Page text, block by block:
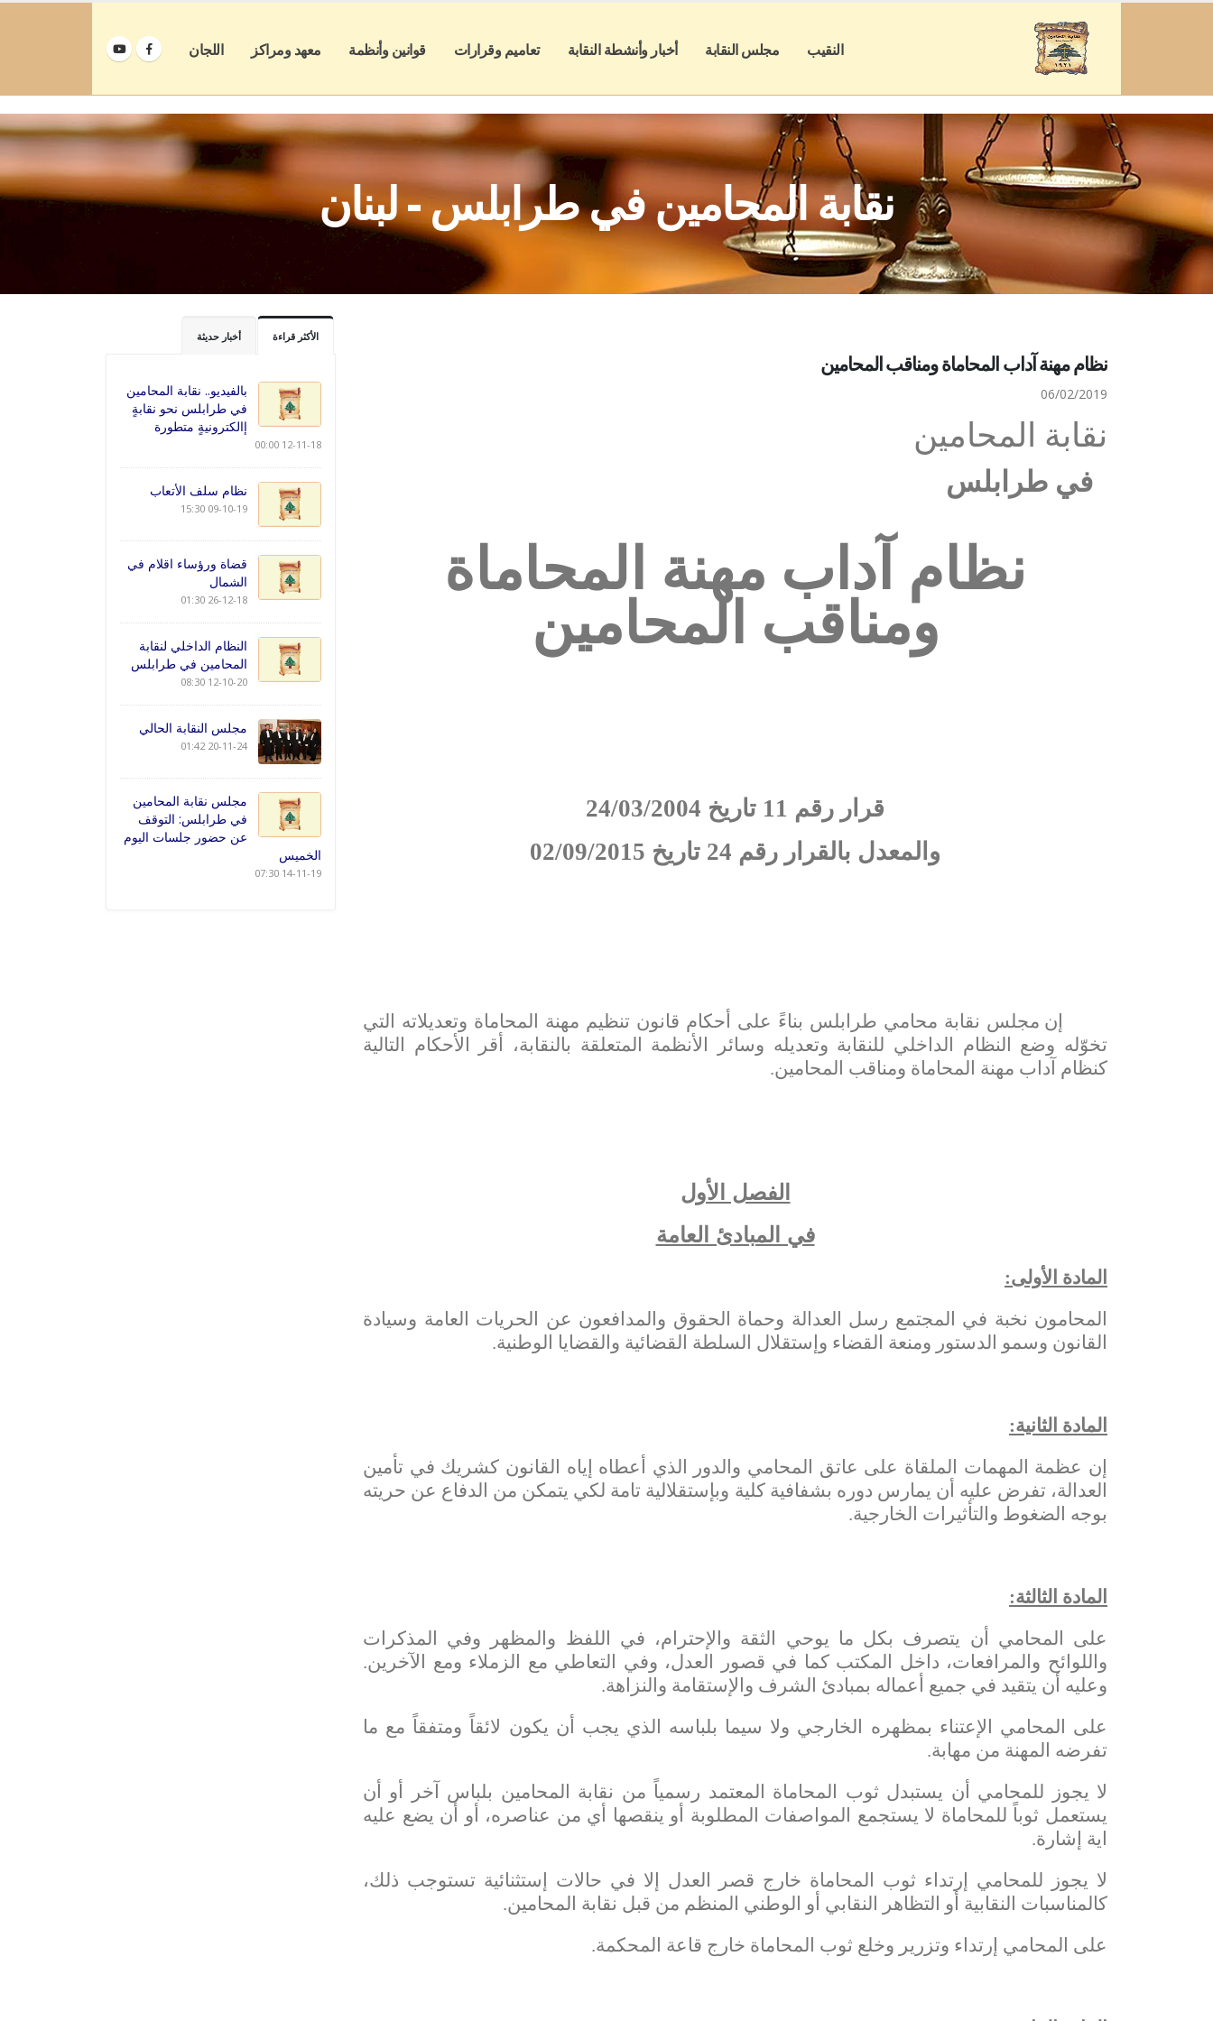
النقيب مجلس النقابة أخبار وأنشطة النقابة تعاميم وقرارات قوانين وأنظمة معهد ومراكز اللجان
نقابة المحامين في طرابلس - لبنان
نظام مهنة آداب المحاماة ومناقب المحامين
06/02/2019
نقابة المحامين
في طرابلس
نظام آداب مهنة المحاماة
ومناقب المحامين
قرار رقم 11 تاريخ 24/03/2004
والمعدل بالقرار رقم 24 تاريخ 02/09/2015
إن مجلس نقابة محامي طرابلس بناءً على أحكام قانون تنظيم مهنة المحاماة وتعديلاته التي
تخوّله وضع النظام الداخلي للنقابة وتعديله وسائر الأنظمة المتعلقة بالنقابة، أقر الأحكام التالية
كنظام آداب مهنة المحاماة ومناقب المحامين.
الفصل الأول
في المبادئ العامة
المادة الأولى:
المحامون نخبة في المجتمع رسل العدالة وحماة الحقوق والمدافعون عن الحريات العامة وسيادة
القانون وسمو الدستور ومنعة القضاء وإستقلال السلطة القضائية والقضايا الوطنية.
المادة الثانية:
إن عظمة المهمات الملقاة على عاتق المحامي والدور الذي أعطاه إياه القانون كشريك في تأمين
العدالة، تفرض عليه أن يمارس دوره بشفافية كلية وبإستقلالية تامة لكي يتمكن من الدفاع عن حريته
بوجه الضغوط والتأثيرات الخارجية.
المادة الثالثة:
على المحامي أن يتصرف بكل ما يوحي الثقة والإحترام، في اللفظ والمظهر وفي المذكرات
واللوائح والمرافعات، داخل المكتب كما في قصور العدل، وفي التعاطي مع الزملاء ومع الآخرين.
وعليه أن يتقيد في جميع أعماله بمبادئ الشرف والإستقامة والنزاهة.
على المحامي الإعتناء بمظهره الخارجي ولا سيما بلباسه الذي يجب أن يكون لائقاً ومتفقاً مع ما
تفرضه المهنة من مهابة.
لا يجوز للمحامي أن يستبدل ثوب المحاماة المعتمد رسمياً من نقابة المحامين بلباس آخر أو أن
يستعمل ثوباً للمحاماة لا يستجمع المواصفات المطلوبة أو ينقصها أي من عناصره، أو أن يضع عليه
اية إشارة.
لا يجوز للمحامي إرتداء ثوب المحاماة خارج قصر العدل إلا في حالات إستثنائية تستوجب ذلك،
كالمناسبات النقابية أو التظاهر النقابي أو الوطني المنظم من قبل نقابة المحامين.
على المحامي إرتداء وتزرير وخلع ثوب المحاماة خارج قاعة المحكمة.
الأكثر قراءة أخبار حديثة
بالفيديو.. نقابة المحامين
في طرابلس نحو نقابةٍ
إالكترونيةٍ متطورة
12-11-18 00:00
نظام سلف الأتعاب
09-10-19 15:30
قضاة ورؤساء اقلام في
الشمال
26-12-18 01:30
النظام الداخلي لنقابة
المحامين في طرابلس
12-10-20 08:30
مجلس النقابة الحالي
20-11-24 01:42
مجلس نقابة المحامين
في طرابلس: التوقف
عن حضور جلسات اليوم
الخميس
14-11-19 07:30